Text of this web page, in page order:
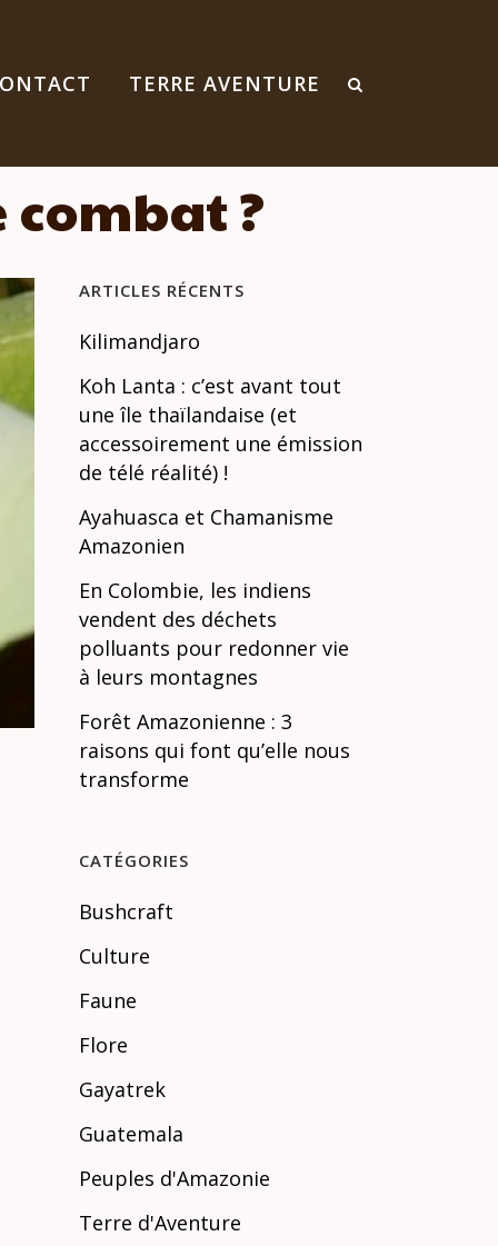
TERRE AVENTURE
combat ?
ARTICLES RÉCENTS
Kilimandjaro
Koh Lanta : c’est avant tout
une île thaïlandaise (et
accessoirement une émission
de télé réalité) !
Ayahuasca et Chamanisme
Amazonien
En Colombie, les indiens
vendent des déchets
polluants pour redonner vie
à leurs montagnes
Forêt Amazonienne : 3
raisons qui font qu’elle nous
transforme
CATÉGORIES
Bushcraft
Culture
Faune
Flore
Gayatrek
Guatemala
Peuples d'Amazonie
Terre d'Aventure